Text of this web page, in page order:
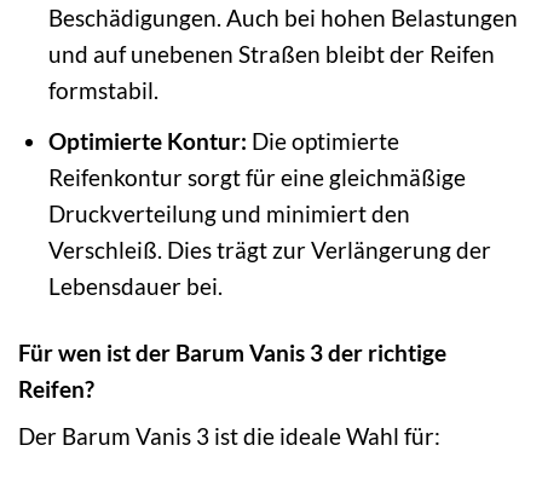
Beschädigungen. Auch bei hohen Belastungen
und auf unebenen Straßen bleibt der Reifen
formstabil.
Optimierte Kontur: Die optimierte
Reifenkontur sorgt für eine gleichmäßige
Druckverteilung und minimiert den
Verschleiß. Dies trägt zur Verlängerung der
Lebensdauer bei.
Für wen ist der Barum Vanis 3 der richtige
Reifen?
Der Barum Vanis 3 ist die ideale Wahl für: